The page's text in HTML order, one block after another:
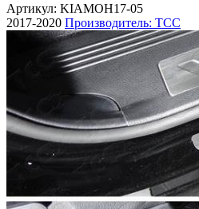
Артикул: KIAMOH17-05
2017-2020 Производитель: ТСС